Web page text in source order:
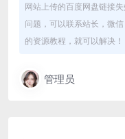
网站上传的百度网盘链接
问题，可以联系站长，微
的资源教程，就可以解决！
管理员